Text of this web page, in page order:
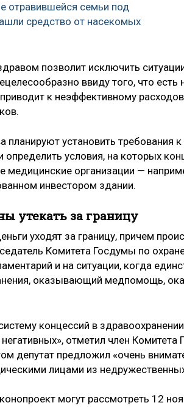
отравившейся семьи под
средство от насекомых
позволит исключить
ввиду того, что
к неэффективному
планируют установить требования
определить условия, на которых
медицинские организации —
инвестором здании.
утекать за границу
уходят за границу, причем
Комитета Госдумы по
и на ситуации, когда
оказывающий медпомощь,
концессий в
отметил член Комитета
депутат предложил «очень
лицами из
могут рассмотреть 12